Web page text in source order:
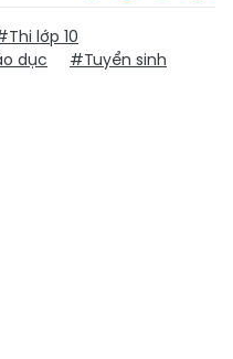
lớp 10
dục #Tuyển sinh